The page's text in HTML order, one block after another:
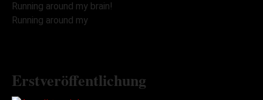
Running around my brain!
Running around my
Erstveröffentlichung